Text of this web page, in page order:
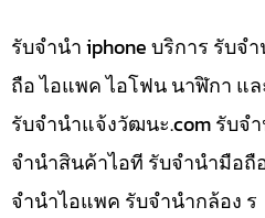
รับจำนำ iphone บริการ รับจ
ถือ ไอแพค ไอโฟน นาฬิกา แ
รับจํานําแจ้งวัฒนะ.com รับจ
จำนำสินค้าไอที รับจำนำมือถื
จำนำไอแพค รับจำนำกล้อง ร